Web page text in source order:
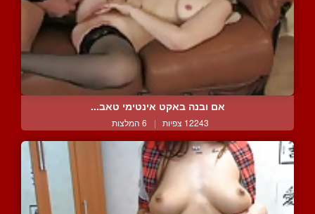
אם ובנה באקט אינטימי טאב...
12243 צפיות | 6 המלצות